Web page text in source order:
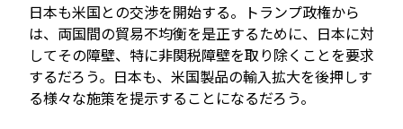
日本も米国との交渉を開始する。トランプ政権から
は、両国間の貿易不均衡を是正するために、日本に対
してその障壁、特に非関税障壁を取り除くことを要求
するだろう。日本も、米国製品の輸入拡大を後押しす
る様々な施策を提示することになるだろう。